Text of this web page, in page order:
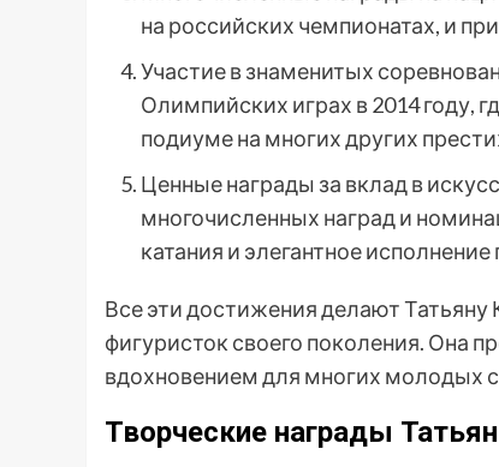
на российских чемпионатах, и
Участие в знаменитых
Олимпийских играх в 2014 году,
подиуме на многих других
Ценные награды за вклад в
многочисленных наград и
катания и элегантное
Все эти достижения делают
фигуристок своего поколения. Она
вдохновением для многих молодых
Творческие награды